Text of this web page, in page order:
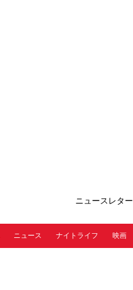
ニュースレター
に登録
ニュース ナイトライフ 映画